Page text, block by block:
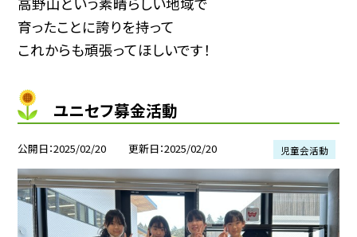
育ったことに誇りを持って
これからも頑張ってほしいです！
ユニセフ募金活動
公開日 2025/02/20 更新日 2025/02/20 児童会活動